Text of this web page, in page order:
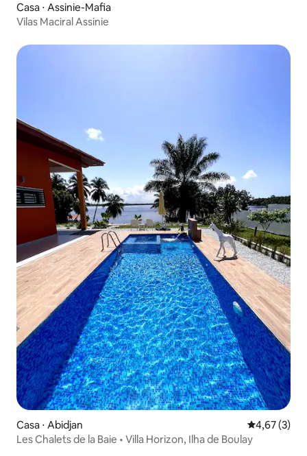
Casa ⋅ Assinie-Mafia
Vilas Maciral Assinie
Casa ⋅ Abidjan 4,67 de
4,67 (3)
Les Chalets de la Baie • Villa Horizon, Ilha de Boulay